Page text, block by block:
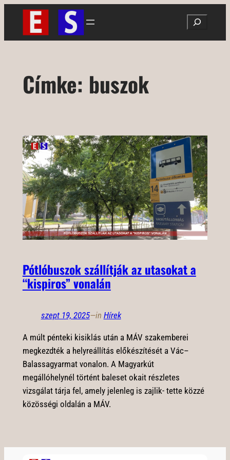
Ugrás
tartalomhoz
Search
Címke: buszok
Pótlóbuszok szállítják az utasokat a
“kispiros” vonalán
szept 19, 2025—in Hírek
A múlt pénteki kisiklás után a MÁV szakemberei
megkezdték a helyreállítás előkészítését a Vác–
Balassagyarmat vonalon. A Magyarkút
megállóhelynél történt baleset okait részletes
vizsgálat tárja fel, amely jelenleg is zajlik- tette közzé
közösségi oldalán a MÁV.